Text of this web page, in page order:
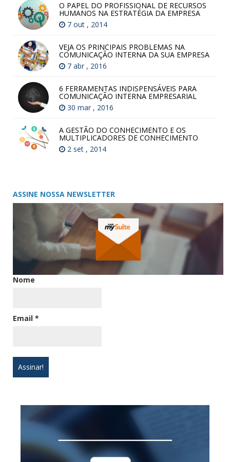
O PAPEL DO PROFISSIONAL DE RECURSOS
HUMANOS NA ESTRATÉGIA DA EMPRESA
7 out , 2014
VEJA OS PRINCIPAIS PROBLEMAS NA
COMUNICAÇÃO INTERNA DA SUA EMPRESA
7 abr , 2016
6 FERRAMENTAS INDISPENSÁVEIS PARA
COMUNICAÇÃO INTERNA EMPRESARIAL
30 mar , 2016
A GESTÃO DO CONHECIMENTO E OS
MULTIPLICADORES DE CONHECIMENTO
2 set , 2014
ASSINE NOSSA NEWSLETTER
Nome
Email *